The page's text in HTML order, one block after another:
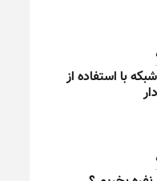
با استفاده از